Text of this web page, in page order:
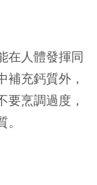
在人體發揮同
充鈣質外，
烹調過度，